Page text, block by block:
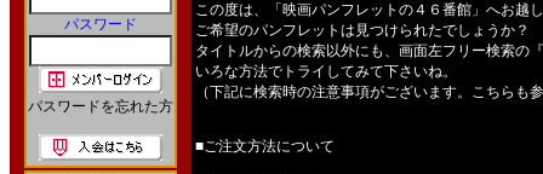
パスワード
パスワードを忘れた方
この度は、「映画パンフレットの４６番館」へお越
ご希望のパンフレットは見つけられたでしょうか？
タイトルからの検索以外にも、画面左フリー検索の『
いろな方法でトライしてみて下さいね。
（下記に検索時の注意事項がございます。こちらも
■ご注文方法について